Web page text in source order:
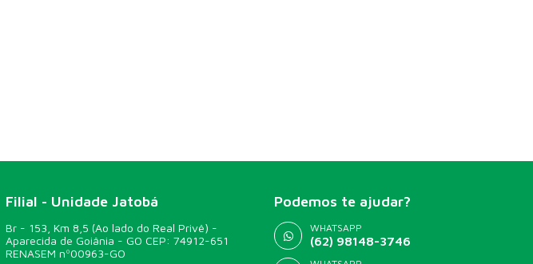
Filial - Unidade Jatobá
Br - 153, Km 8,5 (Ao lado do Real Privê) -
Aparecida de Goiânia - GO CEP: 74912-651
RENASEM nº00963-GO
Podemos te ajudar?
WHATSAPP
(62) 98148-3746